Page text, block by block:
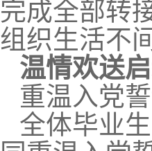
完成全部转
组织生活不
温情欢送
重温入党
全体毕业